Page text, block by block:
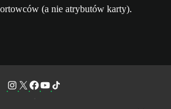
(a nie atrybutów karty).